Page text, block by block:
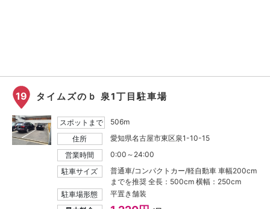
19 タイムズのｂ 泉1丁目駐車場
スポットまで
506m
住所
愛知県名古屋市東区泉1-10-15
営業時間
0:00～24:00
駐車サイズ
普通車/コンパクトカー/軽自動車 車幅200cm
までを推奨 全長：500cm 横幅：250cm
駐車場形態
平置き舗装